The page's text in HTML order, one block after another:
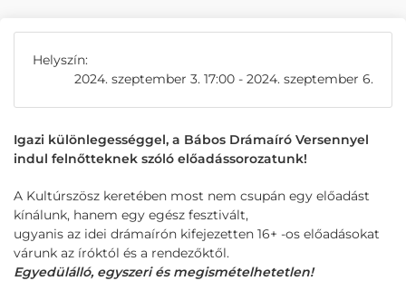
Helyszín:
2024. szeptember 3. 17:00 - 2024. szeptember 6.
Igazi különlegességgel, a Bábos Drámaíró Versennyel
indul felnőtteknek szóló előadássorozatunk!
A Kultúrszösz keretében most nem csupán egy előadást
kínálunk, hanem egy egész fesztivált,
ugyanis az idei drámaírón kifejezetten 16+ -os előadásokat
várunk az íróktól és a rendezőktől.
Egyedülálló, egyszeri és megismételhetetlen!